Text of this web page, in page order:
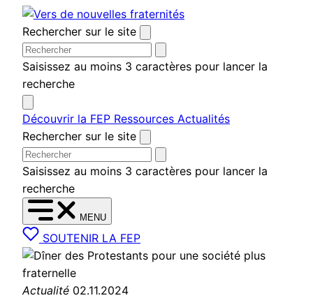
Aller au contenu
Rechercher sur le site
Saisissez au moins 3 caractères pour lancer la
recherche
Découvrir la FEP Ressources Actualités
Rechercher sur le site
Saisissez au moins 3 caractères pour lancer la
recherche
MENU
SOUTENIR LA FEP
Actualité 02.11.2024